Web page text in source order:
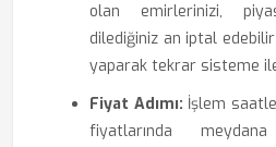
olan emirlerinizi,
dilediğiniz an iptal
yaparak tekrar sisteme
Fiyat Adımı: İşlem
fiyatlarında